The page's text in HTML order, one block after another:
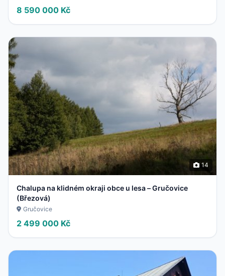
8 590 000 Kč
14
Chalupa na klidném okraji obce u lesa – Gručovice
(Březová)
Gručovice
2 499 000 Kč